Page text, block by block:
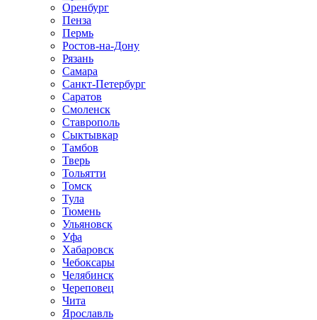
Оренбург
Пенза
Пермь
Ростов-на-Дону
Рязань
Самара
Санкт-Петербург
Саратов
Смоленск
Ставрополь
Сыктывкар
Тамбов
Тверь
Тольятти
Томск
Тула
Тюмень
Ульяновск
Уфа
Хабаровск
Чебоксары
Челябинск
Череповец
Чита
Ярославль